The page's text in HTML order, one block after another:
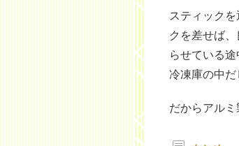
スティック
クを差せば
らせている
冷凍庫の中だ
だからアルミ